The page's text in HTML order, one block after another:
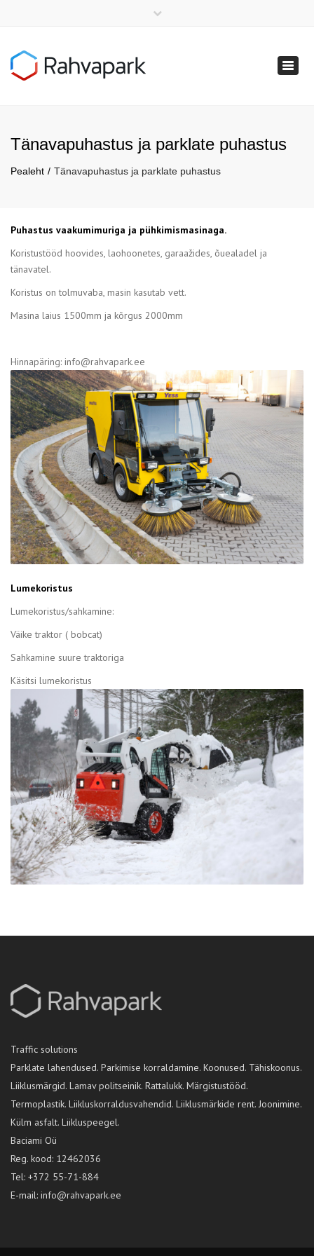
E-R: 9:00 - 17:00
Tänavapuhastus ja parklate puhastus
Pealeht Tänavapuhastus ja parklate puhastus
Puhastus vaakumimuriga ja pühkimismasinaga.
Koristustööd hoovides, laohoonetes, garaažides, õuealadel ja
tänavatel.
Koristus on tolmuvaba, masin kasutab vett.
Masina laius 1500mm ja kõrgus 2000mm
Hinnapäring: info@rahvapark.ee
Lumekoristus
Lumekoristus/sahkamine:
Väike traktor ( bobcat)
Sahkamine suure traktoriga
Käsitsi lumekoristus
Traffic solutions
Parklate lahendused. Parkimise korraldamine. Koonused. Tähiskoonus.
Liiklusmärgid. Lamav politseinik. Rattalukk. Märgistustööd.
Termoplastik. Liikluskorraldusvahendid. Liiklusmärkide rent. Joonimine.
Külm asfalt. Liikluspeegel.
Baciami Oü
Reg. kood: 12462036
Tel: +372 55-71-884
E-mail: info@rahvapark.ee